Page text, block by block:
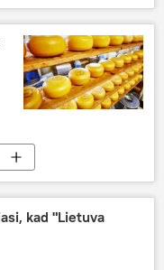
Rusijos sugrįžimas į Europos Tarybos Parlamentinę Asamblėją
kad "Lietuva